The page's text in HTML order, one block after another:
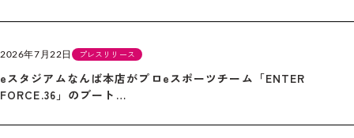
2026年7月22日 プレスリリース
eスタジアムなんば本店がプロeスポーツチーム「ENTER
FORCE.36」のブート…